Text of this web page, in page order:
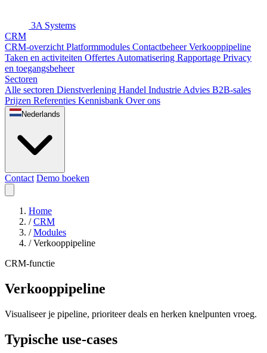
3A Systems
CRM
CRM-overzicht Platformmodules ContactbeheerVerkooppipeline
Taken en activiteiten Offertes Automatisering Rapportage Privacy
en toegangsbeheer
Sectoren
Alle sectoren Dienstverlening Handel Industrie Advies B2B-sales
Prijzen Referenties Kennisbank Over ons
Nederlands
Contact Demo boeken
Home
/ CRM
/ Modules
/ Verkooppipeline
CRM-functie
Verkooppipeline
Visualiseer je pipeline, prioriteer deals en herken knelpunten vroeg.
Typische use-cases